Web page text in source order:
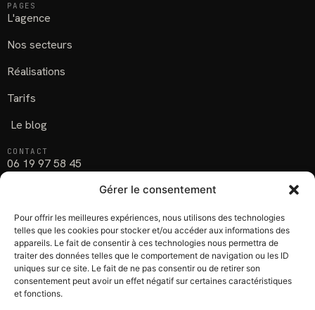
Gérer le consentement
Pour offrir les meilleures expériences, nous utilisons des technologies
telles que les cookies pour stocker et/ou accéder aux informations des
appareils. Le fait de consentir à ces technologies nous permettra de
traiter des données telles que le comportement de navigation ou les ID
uniques sur ce site. Le fait de ne pas consentir ou de retirer son
consentement peut avoir un effet négatif sur certaines caractéristiques
et fonctions.
PAGES
L'agence
Nos secteurs
Réalisations
Tarifs
Le blog
CONTACT
06 19 97 58 45
Parlons de votre projet
Chatou (78), Yvelines
SUIVEZ-NOUS
Facebook
Instagram